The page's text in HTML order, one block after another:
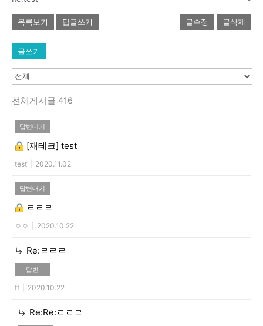
목록보기 답글쓰기 글수정 글삭제
글쓰기
전체게시글 416
답변대기
[재테크] test
test 2020.11.02
답변대기
ㄹㄹㄹ
ㅇㅇ 2020.10.22
Re:ㄹㄹㄹ
답변
ff 2020.10.22
Re:Re:ㄹㄹㄹ